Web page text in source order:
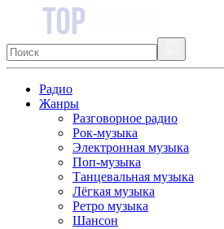
Радио
Жанры
Разговорное радио
Рок-музыка
Электронная музыка
Поп-музыка
Танцевальная музыка
Лёгкая музыка
Ретро музыка
Шансон